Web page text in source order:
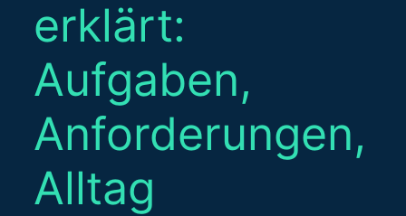
erklärt:
Aufgaben,
Anforderungen,
Alltag